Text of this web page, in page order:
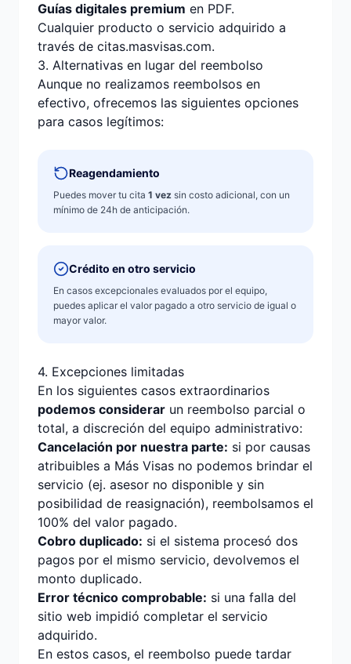
Guías digitales premium en PDF.
Cualquier producto o servicio adquirido a
través de citas.masvisas.com.
3. Alternativas en lugar del reembolso
Aunque no realizamos reembolsos en
efectivo, ofrecemos las siguientes opciones
para casos legítimos:
Reagendamiento
Puedes mover tu cita 1 vez sin costo adicional, con un
mínimo de 24h de anticipación.
Crédito en otro servicio
En casos excepcionales evaluados por el equipo,
puedes aplicar el valor pagado a otro servicio de igual o
mayor valor.
4. Excepciones limitadas
En los siguientes casos extraordinarios
podemos considerar un reembolso parcial o
total, a discreción del equipo administrativo:
Cancelación por nuestra parte: si por causas
atribuibles a Más Visas no podemos brindar el
servicio (ej. asesor no disponible y sin
posibilidad de reasignación), reembolsamos el
100% del valor pagado.
Cobro duplicado: si el sistema procesó dos
pagos por el mismo servicio, devolvemos el
monto duplicado.
Error técnico comprobable: si una falla del
sitio web impidió completar el servicio
adquirido.
En estos casos, el reembolso puede tardar